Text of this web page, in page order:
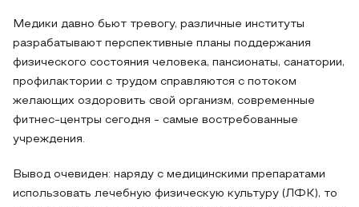
Медики давно бьют тревогу, различные институты
разрабатывают перспективные планы поддержания
физического состояния человека, пансионаты, санатории,
профилактории с трудом справляются с потоком
желающих оздоровить свой организм, современные
фитнес-центры сегодня - самые востребованные
учреждения.
Вывод очевиден: наряду с медицинскими препаратами
использовать лечебную физическую культуру (ЛФК), то